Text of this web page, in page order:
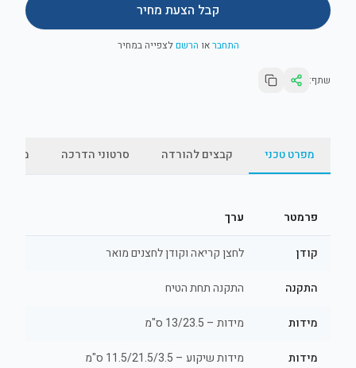
קבל הצעת מחיר
התחבראו הרשםלצפייה במחיר
שתף:
מפרט טכני קבצים להורדה סרטוני הדרכה
פרמטר ערך
קודן לחצן קריאה וקודן לחצנים מואר
התקנה התקנה תחת הטיח
מידות מידות – 13/23.5 ס"מ
מידות מידות שיקוע – 11.5/21.5/3.5 ס"מ